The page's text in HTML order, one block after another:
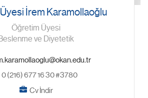
İrem Karamollaoğlu
Öğretim Üyesi
ve Diyetetik
0 (216) 677 16 30 #3780
Cv İndir